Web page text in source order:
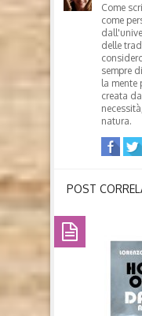
Come
come
delle
sempre
la
creata
natura.
POST